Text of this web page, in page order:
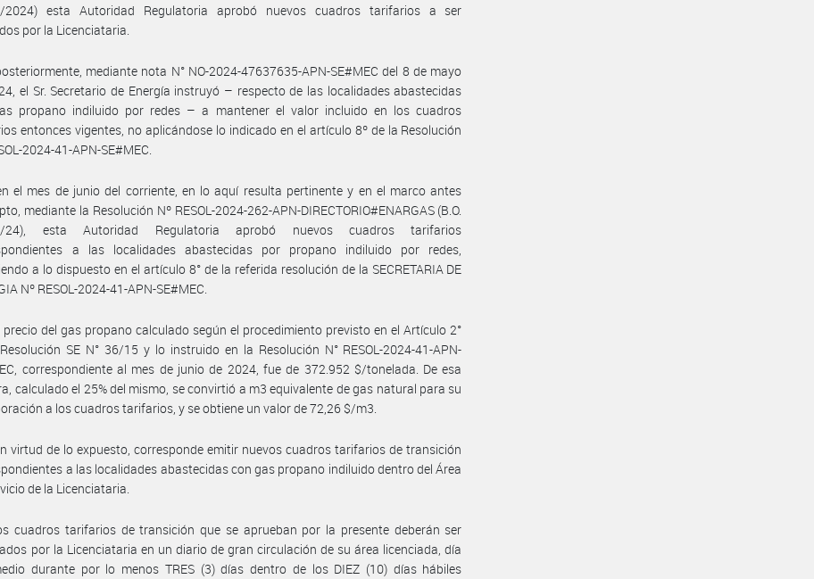
2024) esta Autoridad Regulatoria aprobó nuevos cuadros tarifarios a ser
por la Licenciataria.
mediante nota N° NO-2024-47637635-APN-SE#MEC del 8 de mayo
el Sr. Secretario de Energía instruyó – respecto de las localidades abastecidas
propano indiluido por redes – a mantener el valor incluido en los cuadros
entonces vigentes, no aplicándose lo indicado en el artículo 8º de la Resolución
2024-41-APN-SE#MEC.
el mes de junio del corriente, en lo aquí resulta pertinente y en el marco antes
mediante la Resolución Nº RESOL-2024-262-APN-DIRECTORIO#ENARGAS (B.O.
24), esta Autoridad Regulatoria aprobó nuevos cuadros tarifarios
a las localidades abastecidas por propano indiluido por redes,
a lo dispuesto en el artículo 8° de la referida resolución de la SECRETARIA DE
Nº RESOL-2024-41-APN-SE#MEC.
precio del gas propano calculado según el procedimiento previsto en el Artículo 2°
SE N° 36/15 y lo instruido en la Resolución N° RESOL-2024-41-APN-
correspondiente al mes de junio de 2024, fue de 372.952 $/tonelada. De esa
calculado el 25% del mismo, se convirtió a m3 equivalente de gas natural para su
a los cuadros tarifarios, y se obtiene un valor de 72,26 $/m3.
virtud de lo expuesto, corresponde emitir nuevos cuadros tarifarios de transición
a las localidades abastecidas con gas propano indiluido dentro del Área
de la Licenciataria.
cuadros tarifarios de transición que se aprueban por la presente deberán ser
por la Licenciataria en un diario de gran circulación de su área licenciada, día
durante por lo menos TRES (3) días dentro de los DIEZ (10) días hábiles